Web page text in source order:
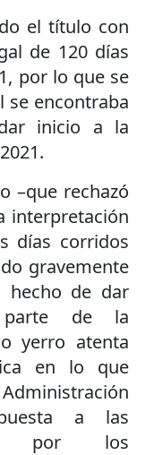
el título con
de 120 días
por lo que se
se encontraba
inicio a la
–que rechazó
interpretación
días corridos
gravemente
de dar
de la
yerro atenta
en lo que
a las
por los